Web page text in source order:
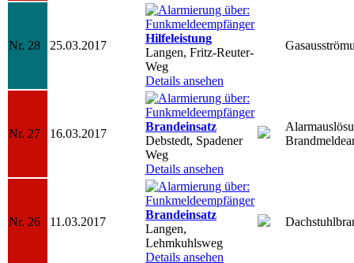
Nr. 28 25.03.2017
Hilfeleistung
Langen, Fritz-Reuter-
Weg
Details ansehen
Nr. 27 16.03.2017
Brandeinsatz
Debstedt, Spadener
Weg
Details ansehen
Nr. 26 11.03.2017
Brandeinsatz
Langen,
Lehmkuhlsweg
Details ansehen